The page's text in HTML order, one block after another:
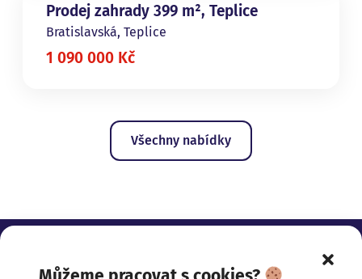
Prodej zahrady 399 m², Teplice
Bratislavská, Teplice
1 090 000 Kč
Všechny nabídky